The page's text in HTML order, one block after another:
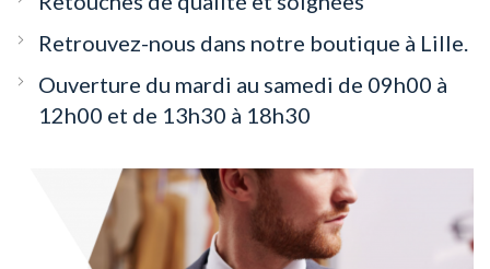
Retrouvez-nous dans notre boutique à Lille.
Ouverture du mardi au samedi de 09h00 à
12h00 et de 13h30 à 18h30